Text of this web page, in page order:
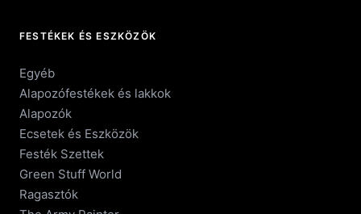
FESTÉKEK ÉS ESZKÖZÖK
Egyéb
Alapozófestékek és lakkok
Alapozók
Ecsetek és Eszközök
Festék Szettek
Green Stuff World
Ragasztók